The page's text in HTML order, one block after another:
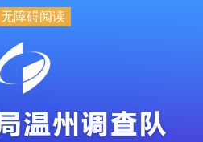
无障碍阅读